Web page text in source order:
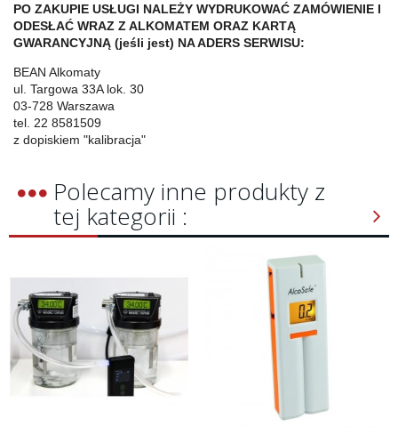
PO ZAKUPIE USŁUGI NALEŻY WYDRUKOWAĆ ZAMÓWIENIE I
ODESŁAĆ WRAZ Z ALKOMATEM ORAZ KARTĄ
GWARANCYJNĄ (jeśli jest) NA ADERS SERWISU:
BEAN Alkomaty
ul. Targowa 33A lok. 30
03-728 Warszawa
tel. 22 8581509
z dopiskiem "kalibracja"
Polecamy inne produkty z
tej kategorii :